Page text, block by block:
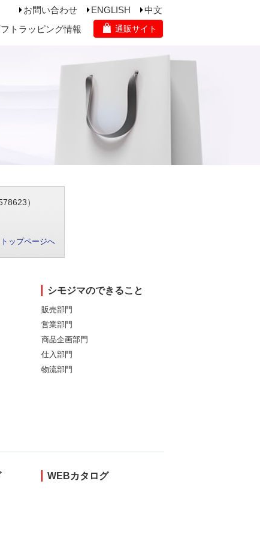
お問い合わせ ENGLISH
中文
トラッピング情報 通販サイト
）
トップページへ
シモジマのできること
販売部門
営業部門
商品企画部門
仕入部門
物流部門
WEBカタログ